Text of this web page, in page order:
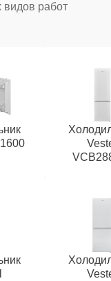
видов работ